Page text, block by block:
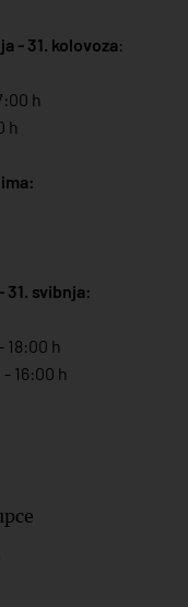
- 31. kolovoza:
h
h
31. svibnja:
18:00 h
16:00 h